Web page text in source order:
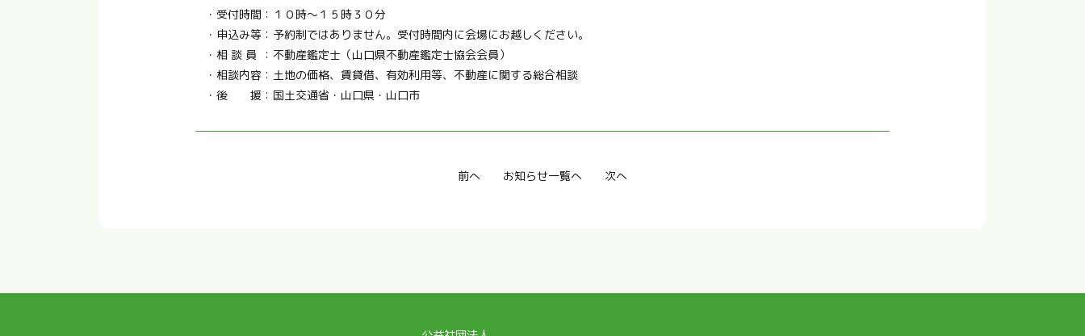
・ 受付時間 ： １０時～１５時３０分
・ 申込み等 ： 予約制ではありません。受付時間内に会場にお越しください。
・ 相 談 員 ： 不動産鑑定士（山口県不動産鑑定士協会会員）
・ 相談内容 ： 土地の価格、賃貸借、有効利用等、不動産に関する総合相談
・ 後 援 ： 国土交通省・山口県・山口市
前へ お知らせ一覧へ 次へ